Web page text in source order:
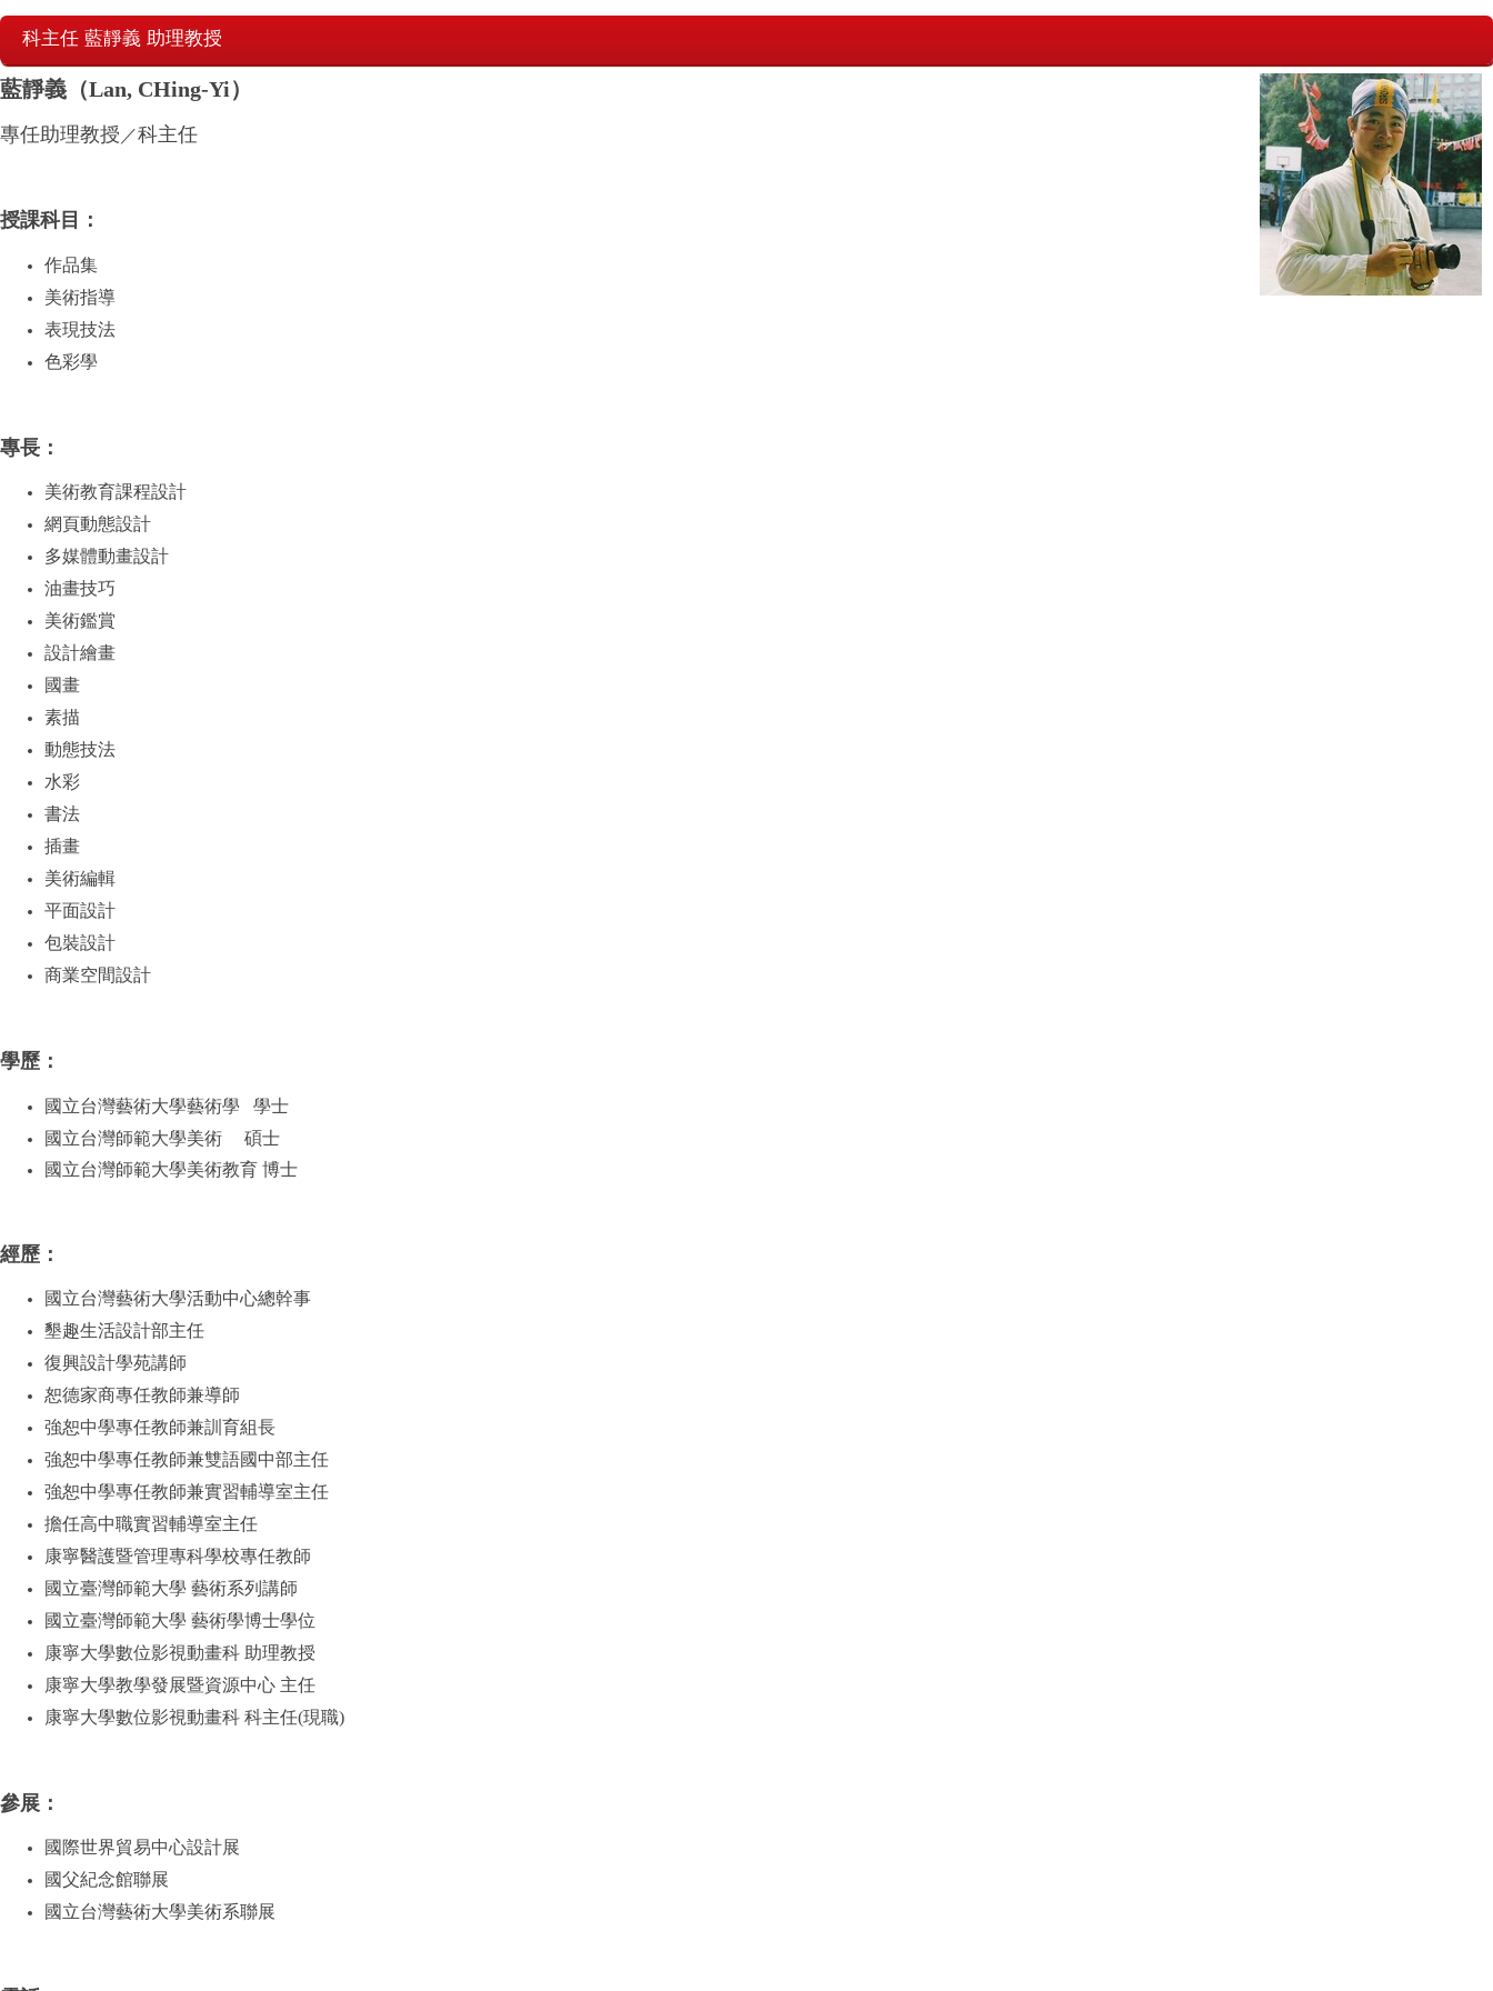
科主任 藍靜義 助理教授
藍靜義（Lan, CHing-Yi）
專任助理教授 ／科主任
授課科目：
作品集
美術指導
表現技法
色彩學
專長：
美術教育課程設計
網頁動態設計
多媒體動畫設計
油畫技巧
美術鑑賞
設計繪畫
國畫
素描
動態技法
水彩
書法
插畫
美術編輯
平面設計
包裝設計
商業空間設計
學歷：
國立台灣藝術大學藝術學 學士
國立台灣師範大學美術 碩士
國立台灣師範大學美術教育 博士
經歷：
國立台灣藝術大學活動中心總幹事
墾趣生活設計部主任
復興設計學苑講師
恕德家商專任教師兼導師
強恕中學專任教師兼訓育組長
強恕中學專任教師兼雙語國中部主任
強恕中學專任教師兼實習輔導室主任
擔任高中職實習輔導室主任
康寧醫護暨管理專科學校專任教師
國立臺灣師範大學 藝術系列講師
國立臺灣師範大學 藝術學博士學位
康寧大學數位影視動畫科 助理教授
康寧大學教學發展暨資源中心 主任
康寧大學數位影視動畫科 科主任(現職)
參展：
國際世界貿易中心設計展
國父紀念館聯展
國立台灣藝術大學美術系聯展